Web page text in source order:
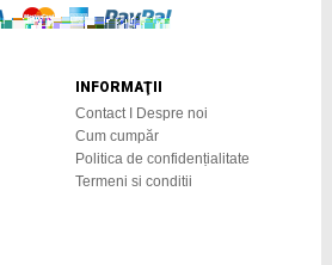
INFORMAŢII
Contact I Despre noi
Cum cumpăr
Politica de confidențialitate
Termeni si conditii